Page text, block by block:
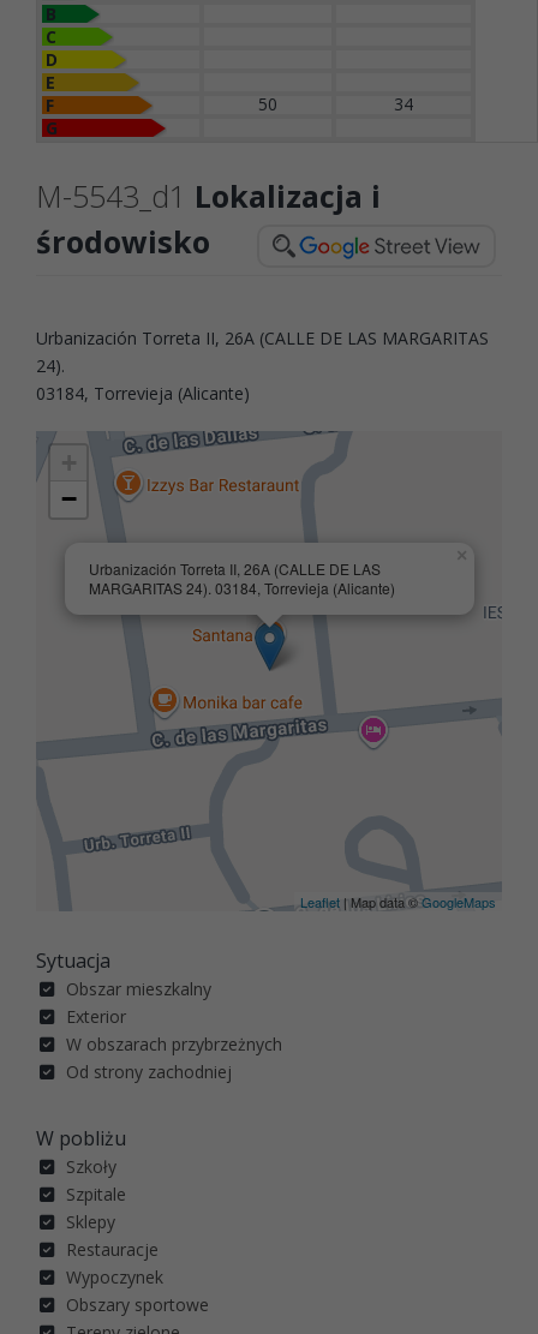
B
C
D
E
F
50
34
G
M-5543_d1 Lokalizacja i
środowisko
Urbanización Torreta II, 26A (CALLE DE LAS MARGARITAS
24).
03184, Torrevieja (Alicante)
Urbanización Torreta II, 26A (CALLE DE LAS
MARGARITAS 24). 03184, Torrevieja (Alicante)
×
−
Leaflet | Map data ©GoogleMaps
Sytuacja
Obszar mieszkalny
Exterior
W obszarach przybrzeżnych
Od strony zachodniej
W pobliżu
Szkoły
Szpitale
Sklepy
Restauracje
Wypoczynek
Obszary sportowe